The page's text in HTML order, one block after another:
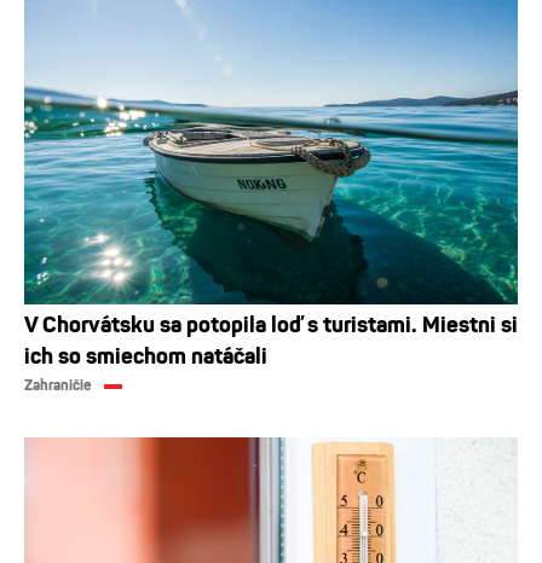
V Chorvátsku sa potopila loď s turistami. Miestni si
ich so smiechom natáčali
Zahraničie